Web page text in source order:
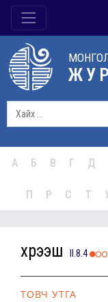
А Б В Г Д
П Р С Т
хүрээш II.8.4
ТОВЧ УТГА